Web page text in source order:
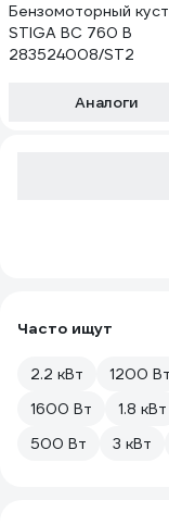
Бензомоторный
STIGA BC 760 B
283524008/ST2
Аналоги
Часто ищут
2.2 кВт 1200 Вт
1600 Вт
1.8 кВт
500 Вт
3 кВт